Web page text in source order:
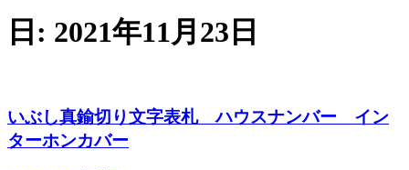
日: 2021年11月23日
いぶし真鍮切り文字表札 ハウスナンバー イン
ターホンカバー